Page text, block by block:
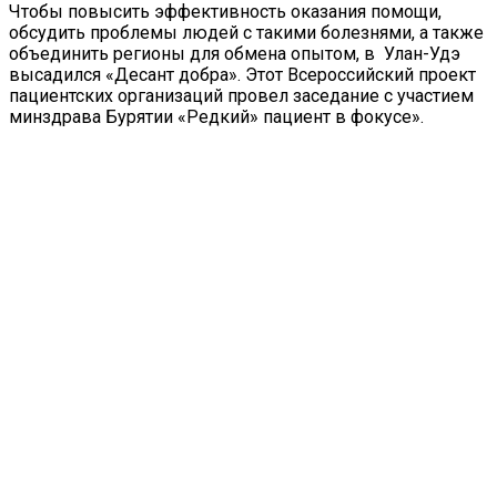
Чтобы повысить эффективность оказания помощи,
обсудить проблемы людей с такими болезнями, а также
объединить регионы для обмена опытом, в Улан-Удэ
высадился «Десант добра». Этот Всероссийский проект
пациентских организаций провел заседание с участием
минздрава Бурятии «Редкий» пациент в фокусе».